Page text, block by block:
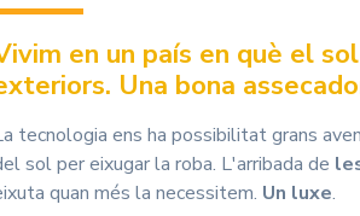
en un país en què el
Una bona
tecnologia ens ha possibilitat grans
sol per eixugar la roba. L'arribada de
quan més la necessitem. Un luxe.